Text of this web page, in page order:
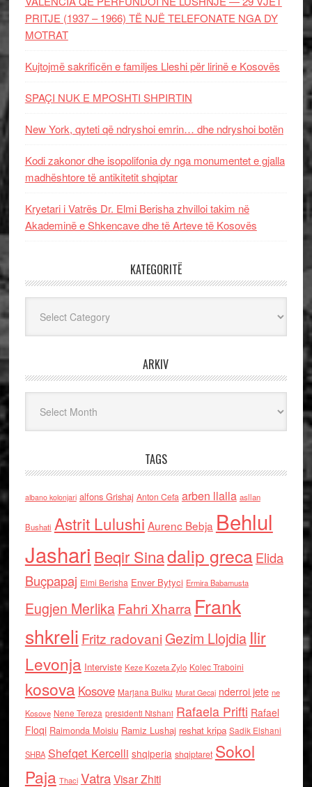
PRITJE (1937 – 1966) TË NJË TELEFONATE NGA DY
MOTRAT
Kujtojmë sakrificën e familjes Lleshi për lirinë e Kosovës
SPAÇI NUK E MPOSHTI SHPIRTIN
New York, qyteti që ndryshoi emrin… dhe ndryshoi botën
Kodi zakonor dhe isopolifonia dy nga monumentet e gjalla
madhështore të antikitetit shqiptar
Kryetari i Vatrës Dr. Elmi Berisha zhvilloi takim në
Akademinë e Shkencave dhe të Arteve të Kosovës
KATEGORITË
ARKIV
TAGS
albano kolonjari alfons Grishaj Anton Cefa arben llalla asllan
Bushati Astrit Lulushi Aurenc Bebja Behlul
Jashari Beqir Sinadalip grecaElida
Buçpapaj Elmi Berisha Enver Bytyci Ermira Babamusta
Eugjen MerlikaFahri Xharra Frank
shkreli Fritz radovaniGezim Llojdia Ilir
Levonja Interviste Keze Kozeta Zylo Kolec Traboini
kosova Kosove Marjana Bulku Murat Gecaj nderroi jete ne
Kosove Nene Tereza presidenti Nishani Rafaela Prifti Rafael
Floqi Raimonda Moisiu Ramiz Lushaj reshat kripa Sadik Elshani
SHBA Shefqet Kercelli shqiperia shqiptaret Sokol
Paja Thaci VatraVisar Zhiti